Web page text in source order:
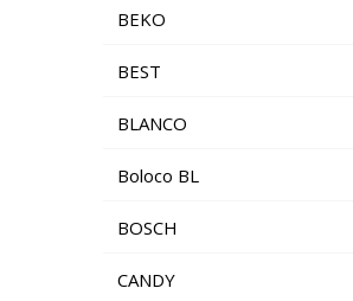
BEKO
BEST
BLANCO
Boloco BL
BOSCH
CANDY